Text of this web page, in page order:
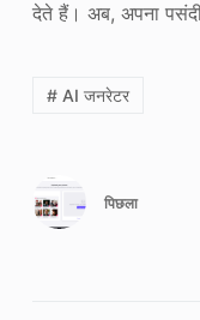
देते हैं। अब, अपना
# AI जनरेटर
पिछला